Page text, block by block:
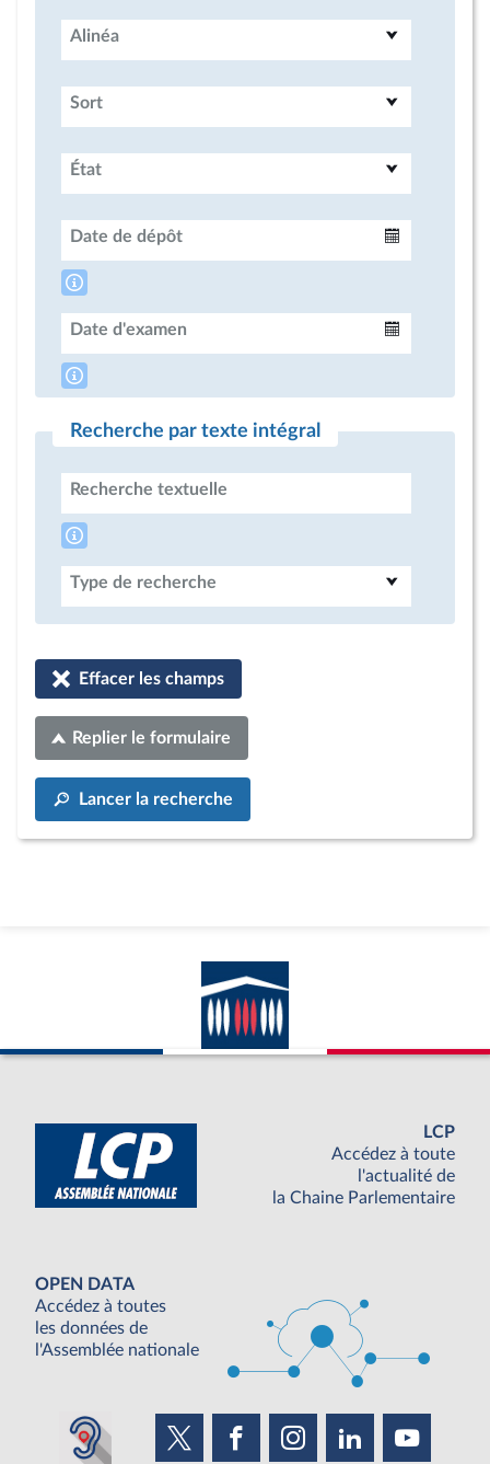
Alinéa
Sort
État
Date de dépôt
Date d'examen
Recherche par texte intégral
Recherche textuelle
Type de recherche
Effacer les champs
Replier le formulaire
Lancer la recherche
LCP
Accédez à toute
l'actualité de
la Chaine Parlementaire
OPEN DATA
Accédez à toutes
les données de
l'Assemblée nationale